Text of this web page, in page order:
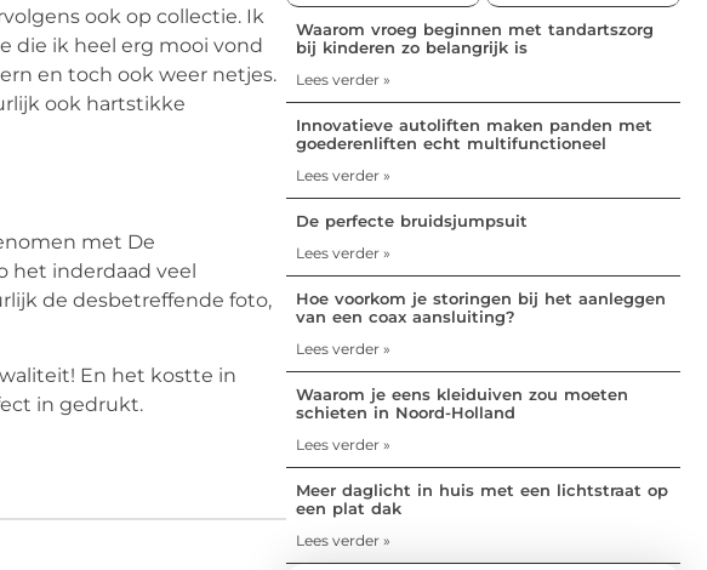
ook op collectie. Ik
die ik heel erg mooi vond
en toch ook weer netjes.
ook hartstikke
met De
het inderdaad veel
de desbetreffende foto,
En het kostte in
in gedrukt.
Waarom vroeg beginnen met tandartszorg
bij kinderen zo belangrijk is
Lees verder »
Innovatieve autoliften maken panden met
goederenliften echt multifunctioneel
Lees verder »
De perfecte bruidsjumpsuit
Lees verder »
Hoe voorkom je storingen bij het aanleggen
van een coax aansluiting?
Lees verder »
Waarom je eens kleiduiven zou moeten
schieten in Noord-Holland
Lees verder »
Meer daglicht in huis met een lichtstraat op
een plat dak
Lees verder »